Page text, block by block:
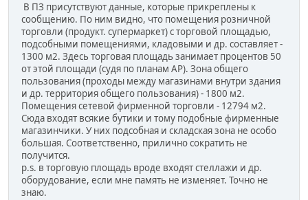
В ПЗ присутствуют данные, которые прикреплены к
сообщению. По ним видно, что помещения розничной
торговли (продукт. супермаркет) с торговой площадью,
подсобными помещениями, кладовыми и др. составляет -
1300 м2. Здесь торговая площадь занимает процентов 50
от этой площади (судя по планам АР). Зона общего
пользования (проходы между магазинами внутри здания
и др. территория общего пользования) - 1800 м2.
Помещения сетевой фирменной торговли - 12794 м2.
Сюда входят всякие бутики и тому подобные фирменные
магазинчики. У них подсобная и складская зона не особо
большая. Соответственно, прилично сократить не
получится.
p.s. в торговую площадь вроде входят стеллажи и др.
оборудование, если мне память не изменяет. Точно не
знаю.